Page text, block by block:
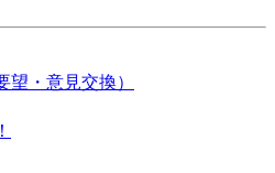
・意見交換）